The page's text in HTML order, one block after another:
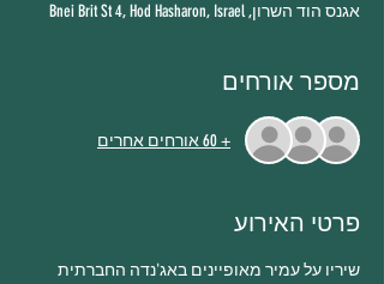
אגנס הוד השרון, Bnei Brit St 4, Hod Hasharon, Israel
מספר אורחים
+ 60 אורחים אחרים
פרטי האירוע
שיריו על עמיר מאופיינים באג'נדה החברתית